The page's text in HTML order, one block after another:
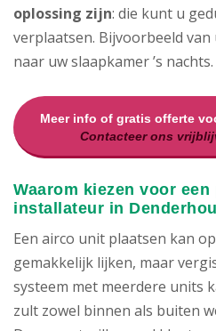
oplossing zijn: die kunt u
verplaatsen. Bijvoorbeeld
naar uw slaapkamer ’s nachts.
Meer info of gratis offerte
Contacteer ons
Waarom kiezen voor
installateur in
Een airco unit plaatsen kan
gemakkelijk lijken, maar
systeem met meerdere units
zult zowel binnen als buiten